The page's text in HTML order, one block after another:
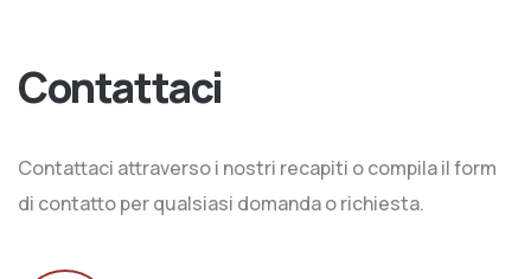
Contattaci
Contattaci attraverso i nostri recapiti o compila il form
di contatto per qualsiasi domanda o richiesta.